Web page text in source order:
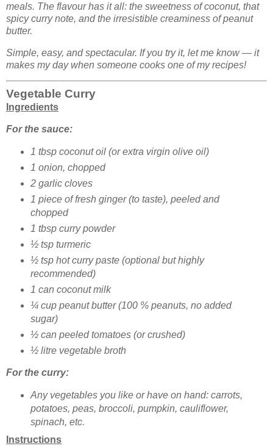
meals. The flavour has it all: the sweetness of coconut, that
spicy curry note, and the irresistible creaminess of peanut
butter.
Simple, easy, and spectacular. If you try it, let me know — it
makes my day when someone cooks one of my recipes!
Vegetable Curry
Ingredients
For the sauce:
1 tbsp coconut oil (or extra virgin olive oil)
1 onion, chopped
2 garlic cloves
1 piece of fresh ginger (to taste), peeled and
chopped
1 tbsp curry powder
½ tsp turmeric
½ tsp hot curry paste (optional but highly
recommended)
1 can coconut milk
¼ cup peanut butter (100 % peanuts, no added
sugar)
½ can peeled tomatoes (or crushed)
½ litre vegetable broth
For the curry:
Any vegetables you like or have on hand: carrots,
potatoes, peas, broccoli, pumpkin, cauliflower,
spinach, etc.
Instructions